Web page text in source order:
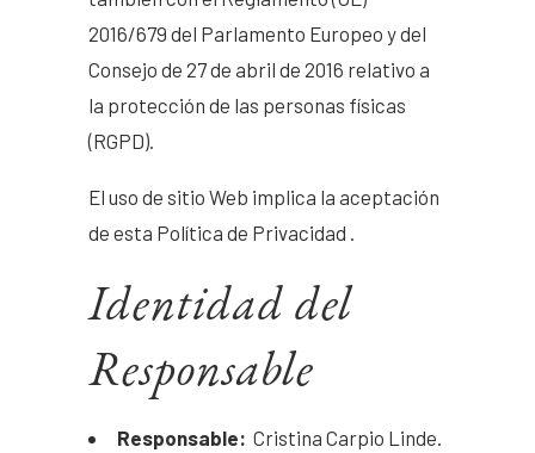
2016/679 del Parlamento Europeo y del
Consejo de 27 de abril de 2016 relativo a
la protección de las personas físicas
(RGPD).
El uso de sitio Web implica la aceptación
de esta Política de Privacidad .
Identidad del
Responsable
Responsable: Cristina Carpio Linde.